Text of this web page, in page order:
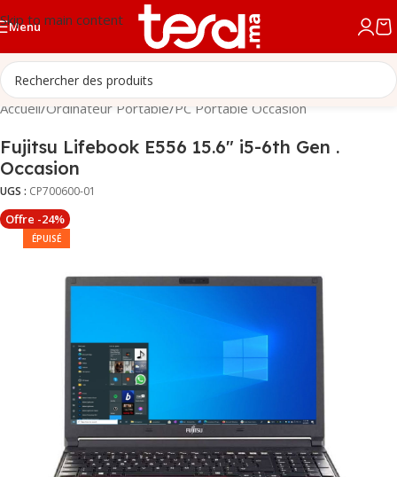
Skip to main content
Menu
Accueil/Ordinateur Portable/PC Portable Occasion
Fujitsu Lifebook E556 15.6″ i5-6th Gen .
Occasion
UGS : CP700600-01
Offre -24%
ÉPUISÉ